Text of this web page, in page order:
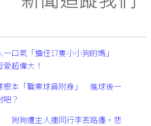
一口氣「擔任17隻小小狗的媽」
超偉大！
根本「職業球員附身」 進球後一
？
狗狗遭主人連同行李丟路邊，悲